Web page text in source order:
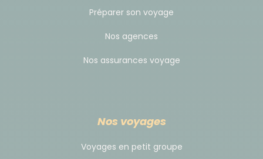
manière équitable.Préparer son voyage
Nos agences
Nos assurances voyage
Nos voyages
Voyages en petit groupe